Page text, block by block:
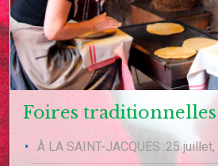
Foires traditionnelles
À LA SAINT-JACQUES :25